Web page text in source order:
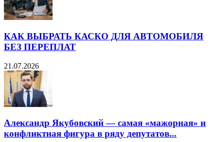
КАК ВЫБРАТЬ КАСКО ДЛЯ АВТОМОБИЛЯ
БЕЗ ПЕРЕПЛАТ
21.07.2026
Александр Якубовский — самая «мажорная» и
конфликтная фигура в ряду депутатов...